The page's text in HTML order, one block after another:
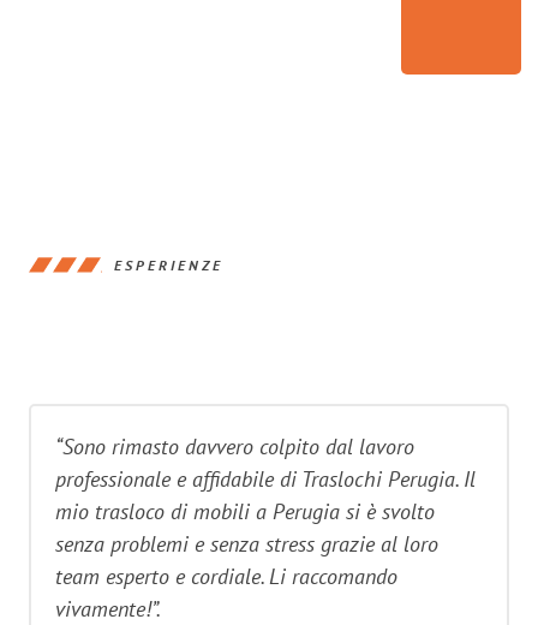
ESPERIENZE
“Sono rimasto davvero colpito dal lavoro
professionale e affidabile di Traslochi Perugia. Il
mio trasloco di mobili a Perugia si è svolto
senza problemi e senza stress grazie al loro
team esperto e cordiale. Li raccomando
vivamente!”.